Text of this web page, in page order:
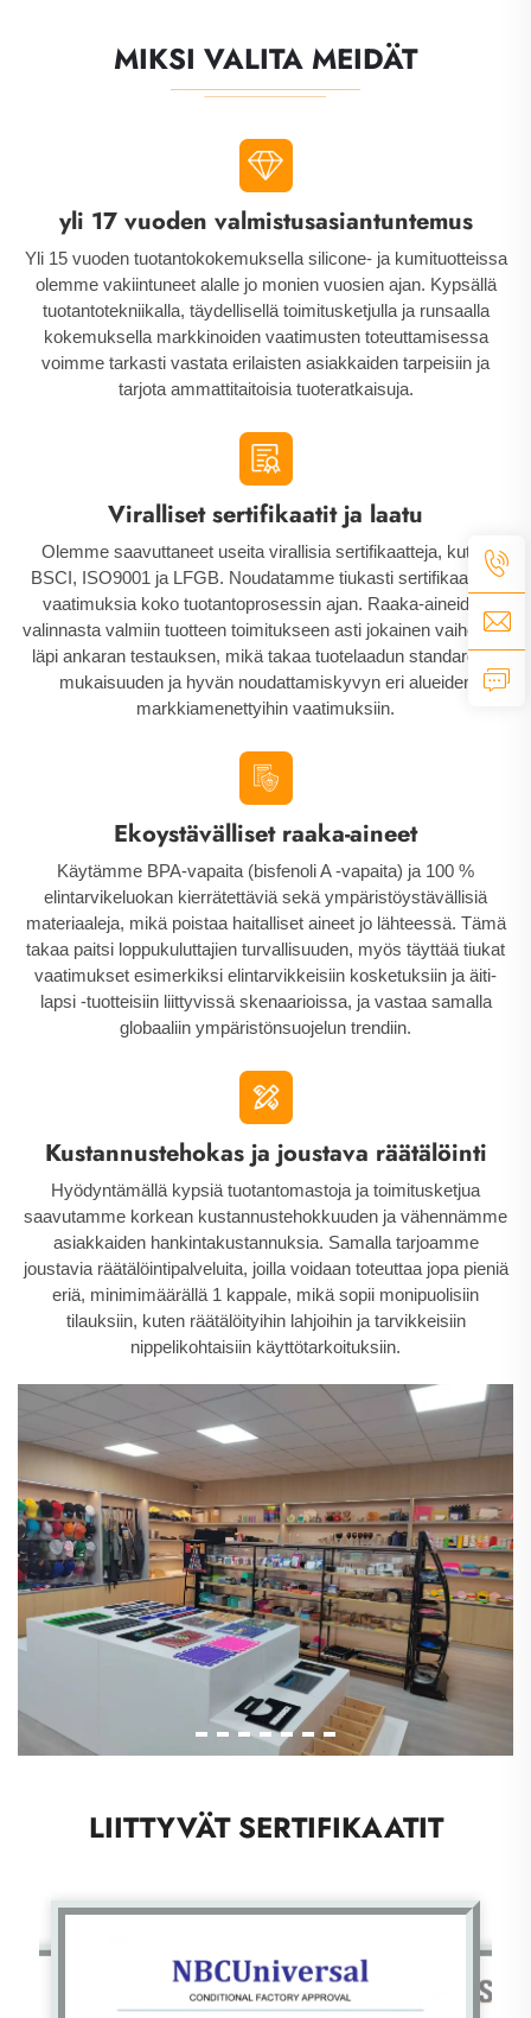
MIKSI VALITA MEIDÄT
yli 17 vuoden valmistusasiantuntemus
Yli 15 vuoden tuotantokokemuksella silicone- ja kumituotteissa
olemme vakiintuneet alalle jo monien vuosien ajan. Kypsällä
tuotantotekniikalla, täydellisellä toimitusketjulla ja runsaalla
kokemuksella markkinoiden vaatimusten toteuttamisessa
voimme tarkasti vastata erilaisten asiakkaiden tarpeisiin ja
tarjota ammattitaitoisia tuoteratkaisuja.
Viralliset sertifikaatit ja laatu
Olemme saavuttaneet useita virallisia sertifikaatteja, kuten
BSCI, ISO9001 ja LFGB. Noudatamme tiukasti sertifikaattien
vaatimuksia koko tuotantoprosessin ajan. Raaka-aineiden
valinnasta valmiin tuotteen toimitukseen asti jokainen vaihe käy
läpi ankaran testauksen, mikä takaa tuotelaadun standardien
mukaisuuden ja hyvän noudattamiskyvyn eri alueiden
markkiamenettyihin vaatimuksiin.
Ekoystävälliset raaka-aineet
Käytämme BPA-vapaita (bisfenoli A -vapaita) ja 100 %
elintarvikeluokan kierrätettäviä sekä ympäristöystävällisiä
materiaaleja, mikä poistaa haitalliset aineet jo lähteessä. Tämä
takaa paitsi loppukuluttajien turvallisuuden, myös täyttää tiukat
vaatimukset esimerkiksi elintarvikkeisiin kosketuksiin ja äiti-
lapsi -tuotteisiin liittyvissä skenaarioissa, ja vastaa samalla
globaaliin ympäristönsuojelun trendiin.
Kustannustehokas ja joustava räätälöinti
Hyödyntämällä kypsiä tuotantomastoja ja toimitusketjua
saavutamme korkean kustannustehokkuuden ja vähennämme
asiakkaiden hankintakustannuksia. Samalla tarjoamme
joustavia räätälöintipalveluita, joilla voidaan toteuttaa jopa pieniä
eriä, minimimäärällä 1 kappale, mikä sopii monipuolisiin
tilauksiin, kuten räätälöityihin lahjoihin ja tarvikkeisiin
nippelikohtaisiin käyttötarkoituksiin.
LIITTYVÄT SERTIFIKAATIT